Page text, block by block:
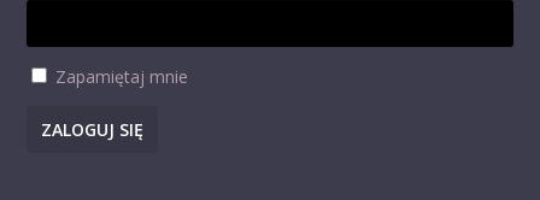
Zapamiętaj mnie
ZALOGUJ SIĘ